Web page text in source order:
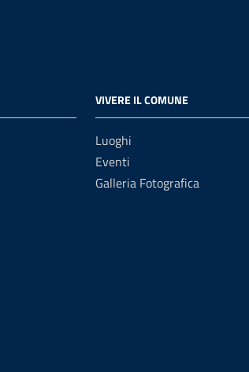
VIVERE IL COMUNE
Luoghi
Eventi
Galleria Fotografica